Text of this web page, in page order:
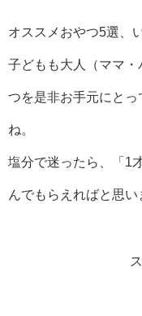
オススメおやつ5選、
子どもも大人（ママ
つを是非お手元にと
ね。
塩分で迷ったら、「1
んでもらえればと思い